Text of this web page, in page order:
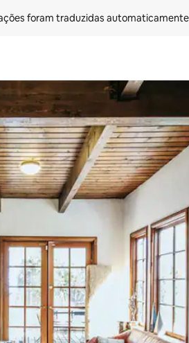
foram traduzidas
as seta para cima e para baixo do